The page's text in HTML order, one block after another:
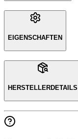
EIGENSCHAFTEN
HERSTELLERDETAILS